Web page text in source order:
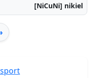
[NiCuNi] nikiel